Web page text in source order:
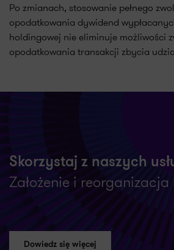
Po zmianach, stosowanie pełnego
opodatkowania dywidend
holdingowej nie eliminuje możliwości
opodatkowania transakcji zbycia
Skorzystaj z naszych
Założenie i reorganizacja
Dowiedz się więcej